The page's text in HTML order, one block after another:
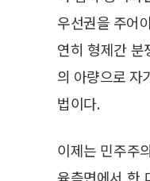
우선권을 주어
연히 형제간 분
의 아량으로 자
법이다.
이제는 민주주